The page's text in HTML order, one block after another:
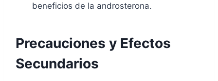
beneficios de la androsterona.
Precauciones y Efectos
Secundarios